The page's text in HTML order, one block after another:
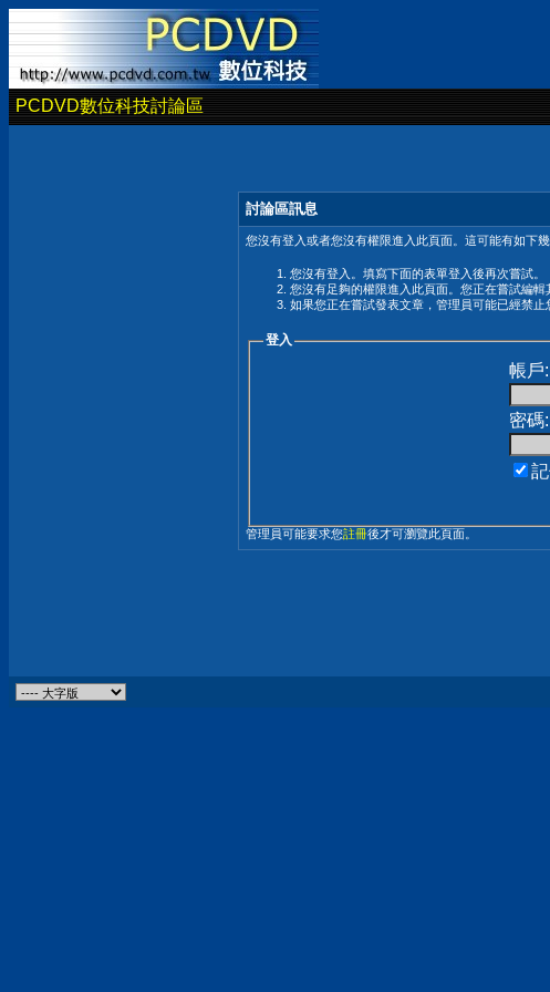
PCDVD數位科技討論區
討論區訊息
您沒有登入或者您沒有權限進入此頁面。這可能有如下
您沒有登入。填寫下面的表單登入後再次嘗試。
您沒有足夠的權限進入此頁面。您正在嘗試編
如果您正在嘗試發表文章，管理員可能已經禁止
登入
帳戶:
密碼:
管理員可能要求您註冊後才可瀏覽此頁面。